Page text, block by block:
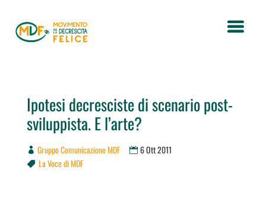
Ipotesi decresciste di scenario post-
sviluppista. E l’arte?
Gruppo Comunicazione MDF 6 Ott 2011
 La Voce di MDF